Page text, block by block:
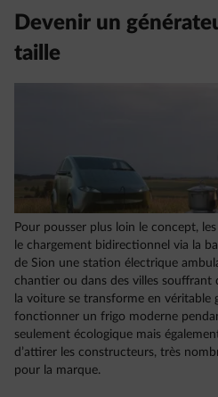
Devenir un
taille
Pour pousser plus loin le concept,
le chargement bidirectionnel via la
de Sion une station électrique
chantier ou dans des villes souffrant
la voiture se transforme en véritable
fonctionner un frigo moderne
seulement écologique mais
d’attirer les constructeurs, très
pour la marque.